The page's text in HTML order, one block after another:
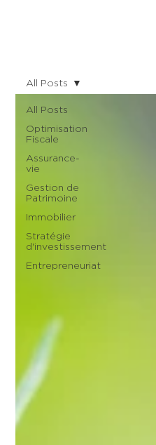
All Posts
Optimisation
Fiscale
Assurance-
vie
Gestion de
Patrimoine
Immobilier
Stratégie
d'investissement
Entrepreneuriat
All Posts